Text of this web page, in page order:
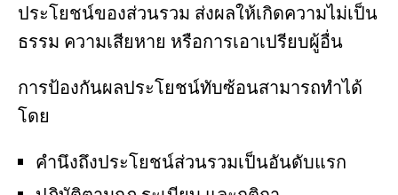
ประโยชน์ของส่วนรวม ส่งผลให้เกิดความไม่เป็น
ธรรม ความเสียหาย หรือการเอาเปรียบผู้อื่น
การป้องกันผลประโยชน์ทับซ้อนสามารถทำได้
โดย
คำนึงถึงประโยชน์ส่วนรวมเป็นอันดับแรก